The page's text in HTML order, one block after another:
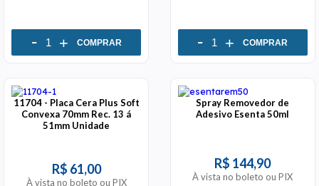
- + COMPRAR - + COMPRAR
11704 - Placa Cera Plus Soft
Convexa 70mm Rec. 13 á
51mm Unidade
R$ 61,00
À vista no boleto ou PIX
Spray Removedor de
Adesivo Esenta 50ml
R$ 144,90
À vista no boleto ou PIX